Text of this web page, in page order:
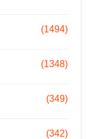
(1494)
(1348)
(349)
(342)